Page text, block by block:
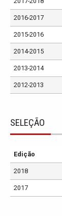
2016-2017
2015-2016
2014-2015
2013-2014
2012-2013
SELEÇÃO
Edição
2018
2017